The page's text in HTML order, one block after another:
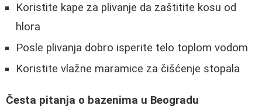
Koristite kape za plivanje da zaštitite kosu od
hlora
Posle plivanja dobro isperite telo toplom vodom
Koristite vlažne maramice za čišćenje stopala
Česta pitanja o bazenima u Beogradu